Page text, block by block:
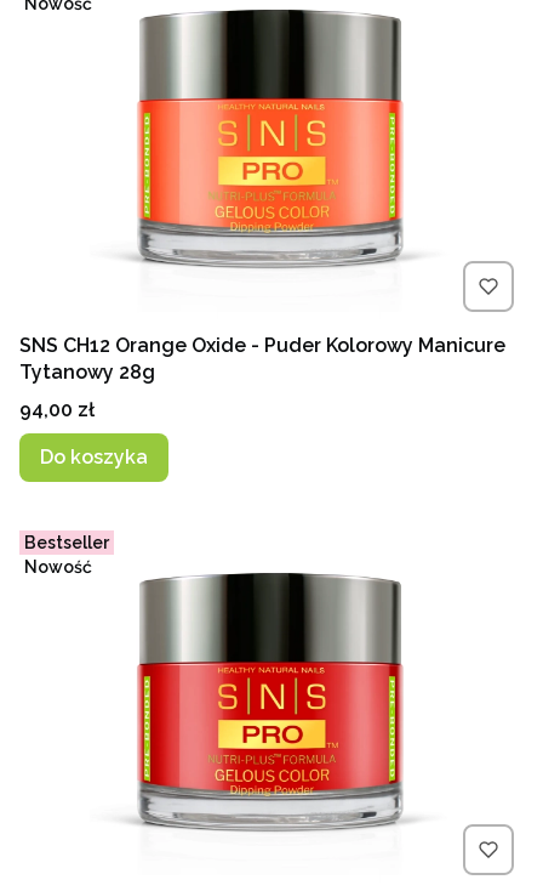
SNS CH12 Orange Oxide - Puder Kolorowy Manicure
Tytanowy 28g
Cena
94,00 zł
Do koszyka
Bestseller
Nowość